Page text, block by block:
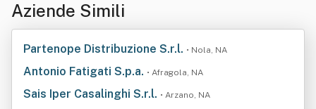
Aziende Simili
Partenope Distribuzione S.r.l. • Nola, NA
Antonio Fatigati S.p.a. • Afragola, NA
Sais Iper Casalinghi S.r.l. • Arzano, NA